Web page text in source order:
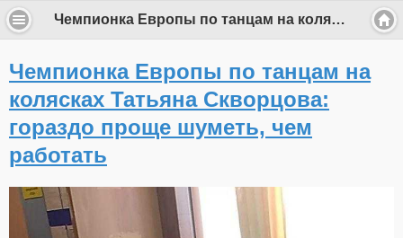
Чемпионка Европы по танцам на колясках Татьяна Скворцова: гораздо проще шуметь, чем работать
Чемпионка Европы по танцам на
колясках Татьяна Скворцова:
гораздо проще шуметь, чем
работать